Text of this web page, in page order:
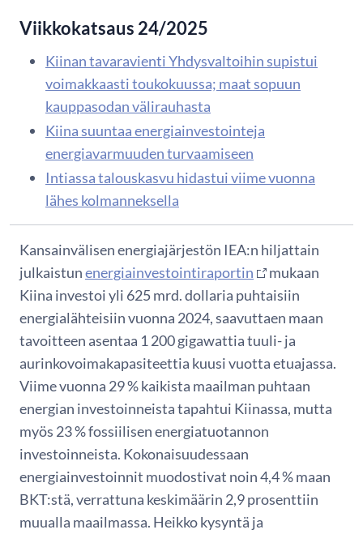
Viikkokatsaus 24/2025
Kiinan tavaravienti Yhdysvaltoihin supistui
voimakkaasti toukokuussa; maat sopuun
kauppasodan välirauhasta
Kiina suuntaa energiainvestointeja
energiavarmuuden turvaamiseen
Intiassa talouskasvu hidastui viime vuonna
lähes kolmanneksella
Kansainvälisen energiajärjestön IEA:n hiljattain
julkaistunenergiainvestointiraportin
mukaan
Kiina investoi yli 625 mrd. dollaria puhtaisiin
energialähteisiin vuonna 2024, saavuttaen maan
tavoitteen asentaa 1 200 gigawattia tuuli- ja
aurinkovoimakapasiteettia kuusi vuotta etuajassa.
Viime vuonna 29 % kaikista maailman puhtaan
energian investoinneista tapahtui Kiinassa, mutta
myös 23 % fossiilisen energiatuotannon
investoinneista. Kokonaisuudessaan
energiainvestoinnit muodostivat noin 4,4 % maan
BKT:stä, verrattuna keskimäärin 2,9 prosenttiin
muualla maailmassa. Heikko kysyntä ja